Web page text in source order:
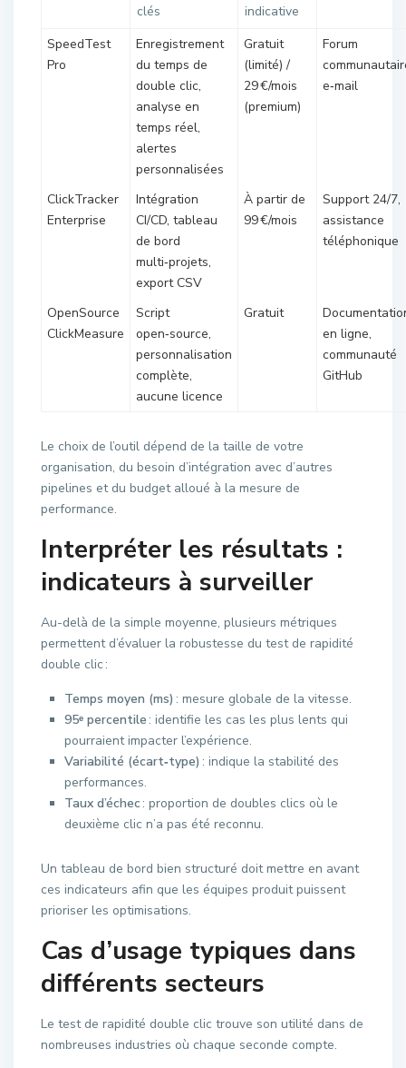
clés
indicative
SpeedTest
Pro
Enregistrement
du temps de
double clic,
analyse en
temps réel,
alertes
personnalisées
Gratuit
(limité) /
29 €/mois
(premium)
Forum
e‑mail
ClickTracker
Enterprise
Intégration
CI/CD, tableau
de bord
multi‑projets,
export CSV
À partir de
99 €/mois
Support 24/7,
assistance
téléphonique
OpenSource
ClickMeasure
Script
open‑source,
personnalisation
complète,
aucune licence
Gratuit
en ligne,
communauté
GitHub
Le choix de l’outil dépend de la taille de votre
organisation, du besoin d’intégration avec d’autres
pipelines et du budget alloué à la mesure de
performance.
Interpréter les résultats :
indicateurs à surveiller
Au-delà de la simple moyenne, plusieurs métriques
permettent d’évaluer la robustesse du test de rapidité
double clic :
Temps moyen (ms) : mesure globale de la vitesse.
95ᵉ percentile : identifie les cas les plus lents qui
pourraient impacter l’expérience.
Variabilité (écart‑type) : indique la stabilité des
performances.
Taux d’échec : proportion de doubles clics où le
deuxième clic n’a pas été reconnu.
Un tableau de bord bien structuré doit mettre en avant
ces indicateurs afin que les équipes produit puissent
prioriser les optimisations.
Cas d’usage typiques dans
différents secteurs
Le test de rapidité double clic trouve son utilité dans de
nombreuses industries où chaque seconde compte.